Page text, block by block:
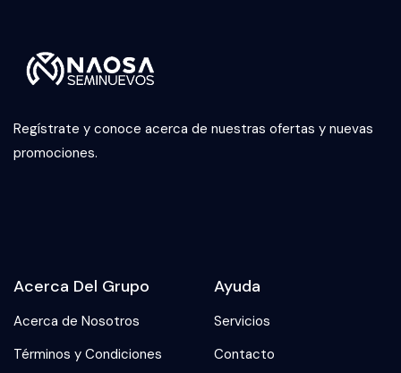
Regístrate y conoce acerca de nuestras ofertas y nuevas
promociones.
Acerca Del Grupo
Acerca de Nosotros
Términos y Condiciones
Ayuda
Servicios
Contacto